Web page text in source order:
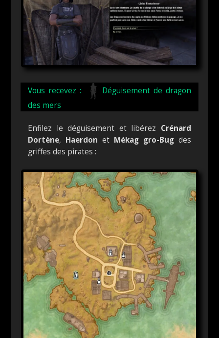
Vous recevez :
Déguisement de dragon
des mers
Enfilez le déguisement et libérez Crénard
Dortène, Haerdonet Mékag gro-Bugdes
griffes des pirates :